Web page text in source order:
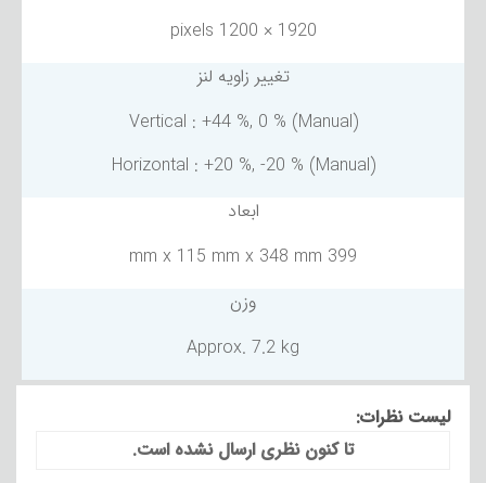
1920 × 1200 pixels
تغییر زاویه لنز
Vertical : +44 %, 0 % (Manual)
Horizontal : +20 %, -20 % (Manual)
ابعاد
399 mm x 115 mm x 348 mm
وزن
Approx. 7.2 kg
لیست نظرات:
تا کنون نظری ارسال نشده است.